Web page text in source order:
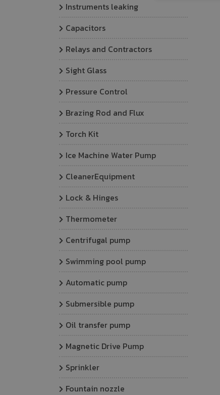
Instruments leaking
Capacitors
Relays and Contractors
Sight Glass
Pressure Control
Brazing Rod and Flux
Torch Kit
Ice Machine Water Pump
CleanerEquipment
Lock & Hinges
Thermometer
Centrifugal pump
Swimming pool pump
Automatic pump
Submersible pump
Oil transfer pump
Magnetic Drive Pump
Sprinkler
Fountain nozzle